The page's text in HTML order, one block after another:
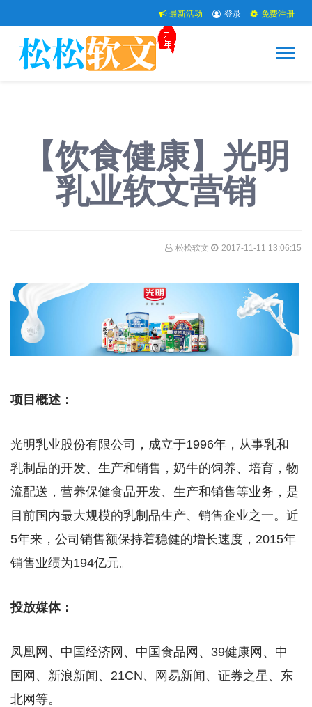
最新活动 登录 免费注册
【饮食健康】光明
乳业软文营销
松松软文 2017-11-11 13:06:15
项目概述：
光明乳业股份有限公司，成立于1996年，从事乳和
乳制品的开发、生产和销售，奶牛的饲养、培育，物
流配送，营养保健食品开发、生产和销售等业务，是
目前国内最大规模的乳制品生产、销售企业之一。近
5年来，公司销售额保持着稳健的增长速度，2015年
销售业绩为194亿元。
投放媒体：
凤凰网、中国经济网、中国食品网、39健康网、中
国网、新浪新闻、21CN、网易新闻、证券之星、东
北网等。